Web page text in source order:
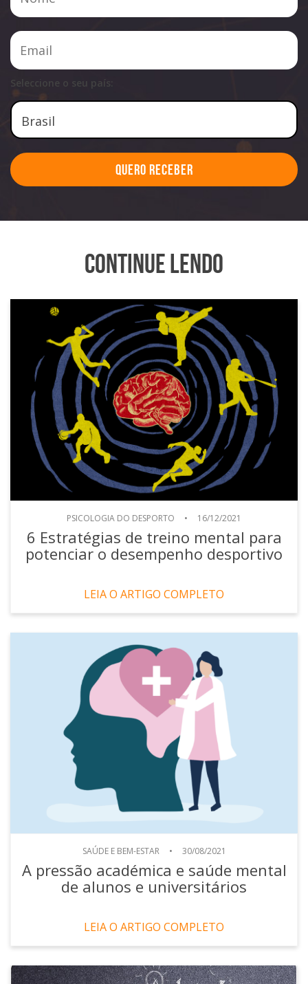
Seleccione o seu país:
Quero Receber
Continue Lendo
PSICOLOGIA DO DESPORTO • 16/12/2021
6 Estratégias de treino mental para
potenciar o desempenho desportivo
LEIA O ARTIGO COMPLETO
SAÚDE E BEM-ESTAR • 30/08/2021
A pressão académica e saúde mental
de alunos e universitários
LEIA O ARTIGO COMPLETO